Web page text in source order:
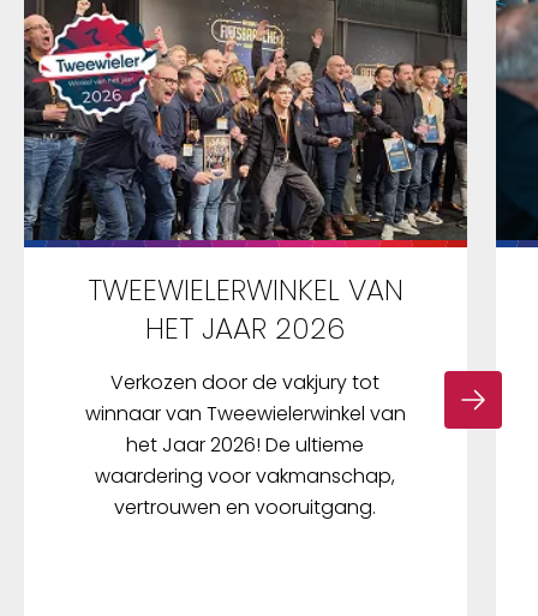
TWEEWIELERWINKEL VAN
HET JAAR 2026
Verkozen door de vakjury tot
winnaar van Tweewielerwinkel van
het Jaar 2026! De ultieme
waardering voor vakmanschap,
vertrouwen en vooruitgang.